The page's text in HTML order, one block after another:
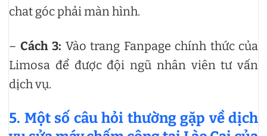
chat góc phải màn hình.
– Cách 3: Vào trang Fanpage chính thức của
Limosa để được đội ngũ nhân viên tư vấn
dịch vụ.
5. Một số câu hỏi thường gặp về dịch